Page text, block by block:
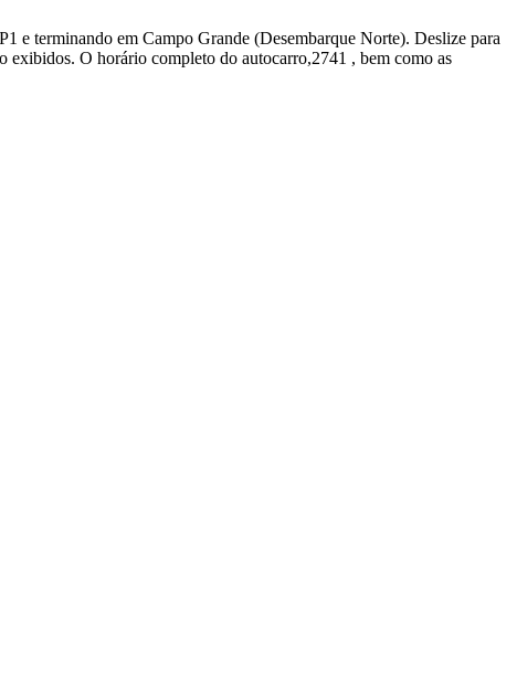
e terminando em Campo Grande (Desembarque Norte). Deslize para
exibidos. O horário completo do autocarro,2741 , bem como as